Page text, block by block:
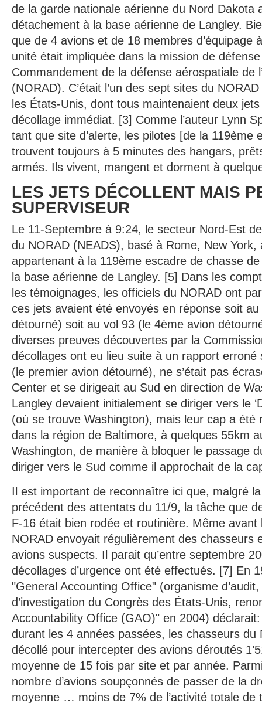
de la garde nationale aérienne du Nord Dakota
détachement à la base aérienne de Langley.
que de 4 avions et de 18 membres d’équipage
unité était impliquée dans la mission de
Commandement de la défense aérospatiale de
(NORAD). C’était l’un des sept sites du
les États-Unis, dont tous maintenaient deux
décollage immédiat. [3] Comme l’auteur Lynn
tant que site d’alerte, les pilotes [de la 119ème
trouvent toujours à 5 minutes des hangars,
armés. Ils vivent, mangent et dorment à
LES JETS DÉCOLLENT MAIS
SUPERVISEUR
Le 11-Septembre à 9:24, le secteur Nord-Est
du NORAD (NEADS), basé à Rome, New York,
appartenant à la 119ème escadre de chasse de
la base aérienne de Langley. [5] Dans les
les témoignages, les officiels du NORAD ont
ces jets avaient été envoyés en réponse soit
détourné) soit au vol 93 (le 4ème avion
diverses preuves découvertes par la
décollages ont eu lieu suite à un rapport erroné
(le premier avion détourné), ne s’était pas
Center et se dirigeait au Sud en direction de
Langley devaient initialement se diriger vers le
(où se trouve Washington), mais leur cap a été
dans la région de Baltimore, à quelques 55km
Washington, de manière à bloquer le passage
diriger vers le Sud comme il approchait de la
Il est important de reconnaître ici que, malgré
précédent des attentats du 11/9, la tâche que
F-16 était bien rodée et routinière. Même avant
NORAD envoyait régulièrement des chasseurs
avions suspects. Il parait qu’entre septembre
décollages d’urgence ont été effectués. [7] En
"General Accounting Office" (organisme d’audit,
d’investigation du Congrès des États-Unis,
Accountability Office (GAO)" en 2004) déclarait:
durant les 4 années passées, les chasseurs du
décollé pour intercepter des avions déroutés
moyenne de 15 fois par site et par année.
nombre d’avions soupçonnés de passer de la
moyenne … moins de 7% de l’activité totale de